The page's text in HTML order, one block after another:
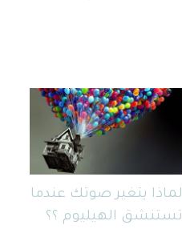
لماذا يتغير صوتك عندما
تستنشق الهيليوم ؟؟